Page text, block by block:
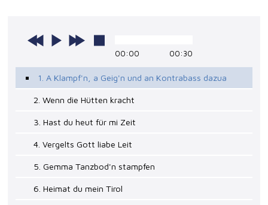
00:00 00:30
1. A Klampf'n, a Geig'n und an Kontrabass dazua
2. Wenn die Hütten kracht
3. Hast du heut für mi Zeit
4. Vergelts Gott liabe Leit
5. Gemma Tanzbod'n stampfen
6. Heimat du mein Tirol